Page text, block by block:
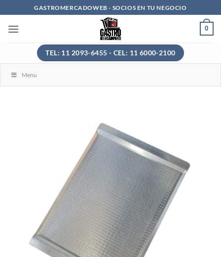
al
contenido
GASTROMERCADOWEB - SOCIOS EN TU NEGOCIO
0
TEL: 11 2093-6455 - CEL: 11 6000-2100
Menu